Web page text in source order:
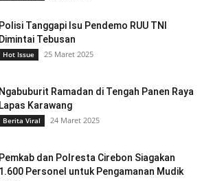
Polisi Tanggapi Isu Pendemo RUU TNI
Dimintai Tebusan
Hot Issue 25 Maret 2025
Ngabuburit Ramadan di Tengah Panen Raya
Lapas Karawang
Berita Viral 24 Maret 2025
Pemkab dan Polresta Cirebon Siagakan
1.600 Personel untuk Pengamanan Mudik